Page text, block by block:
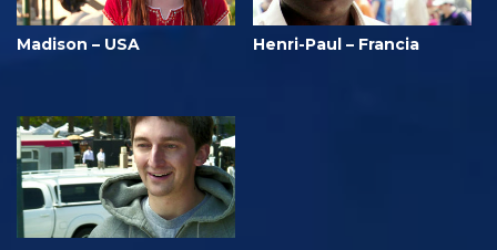
Madison – USA Henri-Paul – Francia